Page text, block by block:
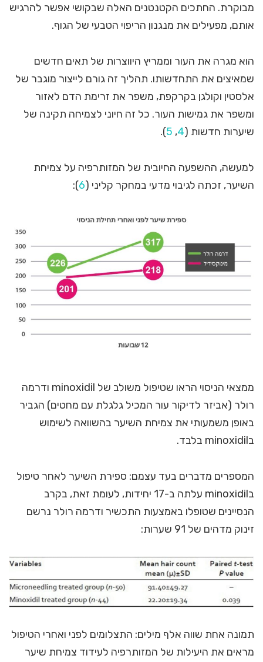
מבוקרת. החתכים הקטנטנים האלה שבקושי אפשר להרגיש
אותם, מפעילים את מנגנון הריפוי הטבעי של הגוף.
הוא מגרה את העור וממריץ היווצרות של תאים חדשים
שמאיצים את התחדשותו. תהליך זה גורם לייצור מוגבר של
אלסטין וקולגן בקרקפת, משפר את זרימת הדם לאזור
ומשפר את גמישות העור. כל זה חיוני לצמיחה תקינה של
שיערות חדשות (4
,
5
).
למעשה, ההשפעה החיובית של המזותרפיה על צמיחת
השיער, זכתה לגיבוי מדעי במחקר קליני (6
):
ממצאי הניסוי הראו שטיפול משולב של minoxidil ודרמה
רולר (אביזר לדיקור עור המכיל גלגלת עם מחטים) הגביר
באופן משמעותי את צמיחת השיער בהשוואה לשימוש
בminoxidil בלבד.
המספרים מדברים בעד עצמם: ספירת השיער לאחר טיפול
בminoxidil עלתה ב-17 יחידות, לעומת זאת, בקרב
הנסיינים שטופלו באמצעות התכשיר ודרמה רולר נרשם
זינוק מדהים של 91 שערות:
תמונה אחת שווה אלף מילים: התצלומים לפני ואחרי הטיפול
מראים את היעילות של המזותרפיה לעידוד צמיחת שיער